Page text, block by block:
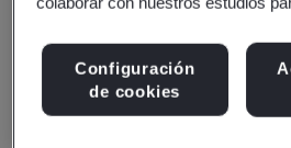
IATF
Configuración
de cookies